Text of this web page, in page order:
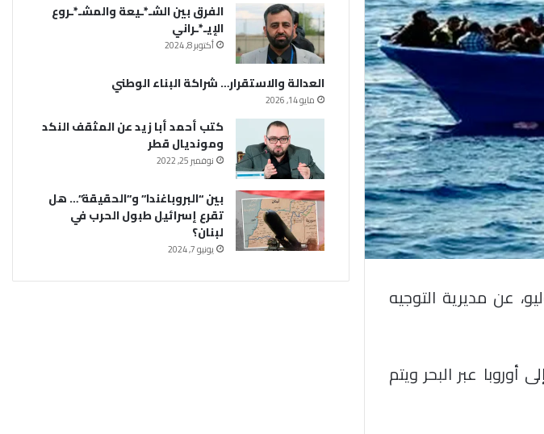
“الوطنية للإعلام”، اليوم الجمعة 19 تموز/ يوليو، عن مديرية التوجيه
عبر البحر ويتم
الفرق بين الشـ*ـيعة والمشـ*ـروع
الإيـ*ـراني
أكتوبر 8, 2024
العدالة والاستقرار… شراكة البناء الوطني
مايو 14, 2026
كتب أحمد أبا زيد عن المثقف النكد
ومونديال قطر
نوفمبر 25, 2022
بين “البروباغندا” و”الحقيقة”… هل
تقرع إسرائيل طبول الحرب في
لبنان؟
يونيو 7, 2024